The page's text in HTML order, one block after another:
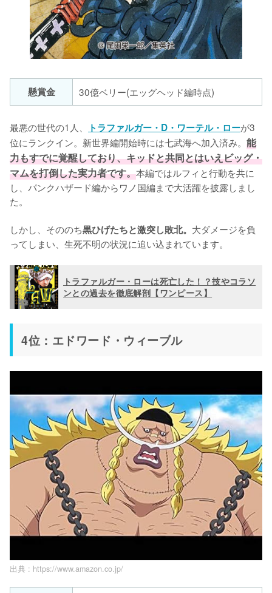
懸賞金 30億ベリー(エッグヘッド編時点)
最悪の世代の1人、 トラファルガー・D・ワーテル・ローが3
位にランクイン。新世界編開始時には七武海へ加入済み。 能
力もすでに覚醒しており、キッドと共同とはいえビッグ・
マムを打倒した実力者です。本編ではルフィと行動を共に
し、パンクハザード編からワノ国編まで大活躍を披露しまし
た。
しかし、そののち黒ひげたちと激突し敗北。 大ダメージを負
ってしまい、生死不明の状況に追い込まれています。
トラファルガー・ローは死亡した！？技やコラソ
ンとの過去を徹底解剖【ワンピース】
4位：エドワード・ウィーブル
出典 : https://www.amazon.co.jp/